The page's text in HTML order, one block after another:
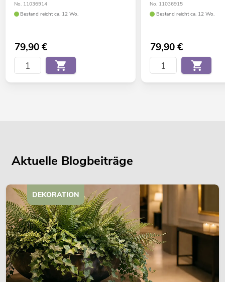
No. 11036914
Bestand reicht ca. 12 Wo.
79,90€
No. 11036915
Bestand reicht ca. 12 Wo.
79,90€
Aktuelle Blogbeiträge
DEKORATION